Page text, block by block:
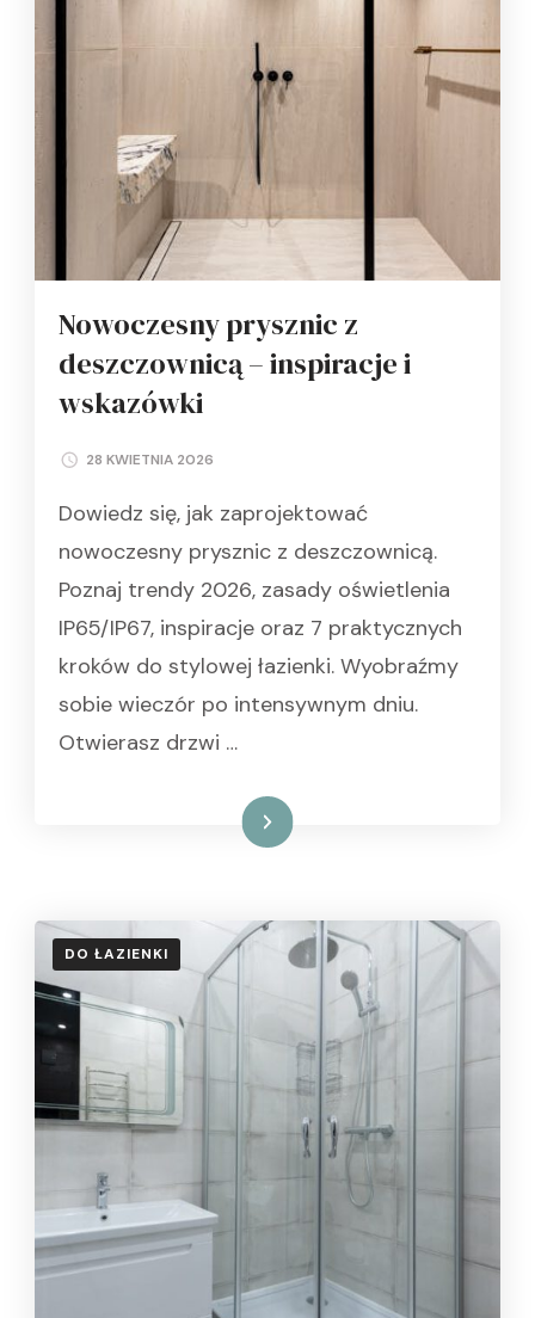
Nowoczesny prysznic z
deszczownicą – inspiracje i
wskazówki
28 KWIETNIA 2026
Dowiedz się, jak zaprojektować
nowoczesny prysznic z deszczownicą.
Poznaj trendy 2026, zasady oświetlenia
IP65/IP67, inspiracje oraz 7 praktycznych
kroków do stylowej łazienki. Wyobraźmy
sobie wieczór po intensywnym dniu.
Otwierasz drzwi …
Czytaj dalej
DO ŁAZIENKI